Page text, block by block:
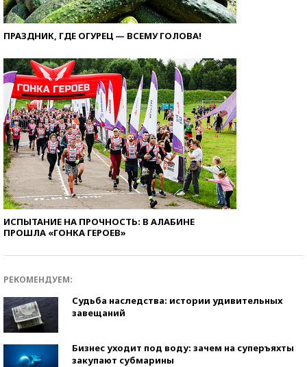
ПРАЗДНИК, ГДЕ ОГУРЕЦ — ВСЕМУ ГОЛОВА!
ИСПЫТАНИЕ НА ПРОЧНОСТЬ: В АЛАБИНЕ
ПРОШЛА «ГОНКА ГЕРОЕВ»
РЕКОМЕНДУЕМ:
Судьба наследства: истории удивительных
завещаний
Бизнес уходит под воду: зачем на суперъяхты
закупают субмарины